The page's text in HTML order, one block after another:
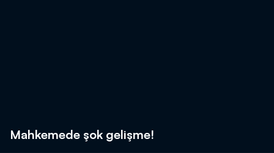
Mahkemede şok gelişme!